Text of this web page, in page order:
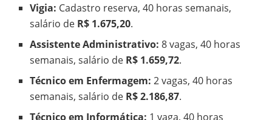
Vigia: Cadastro reserva, 40 horas semanais,
salário de R$ 1.675,20.
Assistente Administrativo: 8 vagas, 40 horas
semanais, salário de R$ 1.659,72.
Técnico em Enfermagem: 2 vagas, 40 horas
semanais, salário de R$ 2.186,87.
Técnico em Informática: 1 vaga, 40 horas